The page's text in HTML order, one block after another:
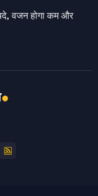
वजन होगा कम और